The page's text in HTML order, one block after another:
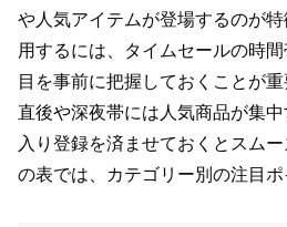
や人気アイテムが登場するのが
用するには、タイムセールの時
目を事前に把握しておくことが
直後や深夜帯には人気商品が集
入り登録を済ませておくとスム
の表では、カテゴリー別の注目ポ